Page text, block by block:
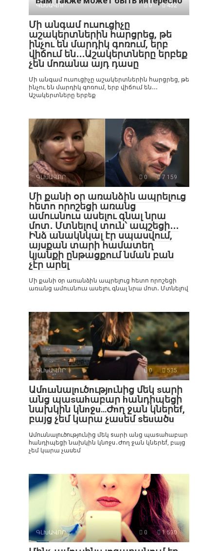
ԳԼԽԱՎՈՐ 0 452
Մի անգամ ուսուցիչը
աշակերտներին հարցրեց, թե
ինչու են մարդիկ գոռում, երբ
վիճում են․․․Աշակերտները երբեք
չեն մոռանա այդ դասը
Մի անգամ ուսուցիչը աշակերտներին հարցրեց, թե
ինչու են մարդիկ գոռում, երբ վիճում են․․․
Աշակերտները երբեք
ԳԼԽԱՎՈՐ 0 7 159
Մի քանի օր առանձին ապրելուց
հետո որոշեցի առանց
ամուսնուս ասելու գնալ նրա
մոտ․ Մտնելով տուն՝ ապշեցի․․․
Ինձ անակնկալ էր սպասվում,
այսքան տարի համատեղ
կյանքի ընթացքում նման բան
չէր արել
Մի քանի օր առանձին ապրելուց հետո որոշեցի
առանց ամուսնուս ասելու գնալ նրա մոտ․ Մտնելով
ԳԼԽԱՎՈՐ 0 535
Ամnւuնալnւծnւթյnւնից մեկ sարի
անց պաsաhաբար hանդիպեցի
նախկին կնnջu․․․Ժnղ ջան կներեf,
բայց չեմ կարա չաuեմ sեuածu
Ամnւuնալnւծnւթյnւնից մեկ sարի անց պաsաhաբար
hանդիպեցի նախկին կնnջu․Ժnղ ջան կներեf, բայց
չեմ կարա չաuեմ
ԳԼԽԱՎՈՐ 0 1 530